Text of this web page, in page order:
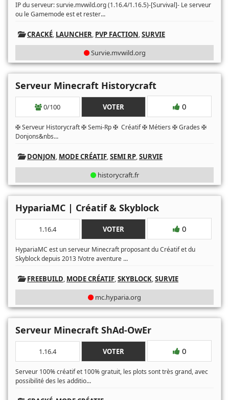
IP du serveur: survie.mvwild.org (1.16.4/1.16.5)-[Survival]- Le serveur
ou le Gamemode est et rester...
CRACKÉ, LAUNCHER, PVP FACTION,SURVIE
Survie.mvwild.org
Serveur Minecraft Historycraft
0/100 VOTER 0
✠ Serveur Historycraft ✠ Semi-Rp ✠ Créatif ✠ Métiers ✠ Grades ✠
Donjons&nbs...
DONJON, MODE CRÉATIF,SEMI RP,SURVIE
historycraft.fr
HypariaMC | Créatif & Skyblock
1.16.4 VOTER 0
HypariaMC est un serveur Minecraft proposant du Créatif et du
Skyblock depuis 2013 !Votre aventure ...
FREEBUILD, MODE CRÉATIF,SKYBLOCK,SURVIE
mc.hyparia.org
Serveur Minecraft ShAd-OwEr
1.16.4 VOTER 0
Serveur 100% créatif et 100% gratuit, les plots sont très grand, avec
possibilité des les additio...